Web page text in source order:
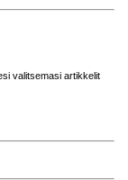
valitsemasi artikkelit